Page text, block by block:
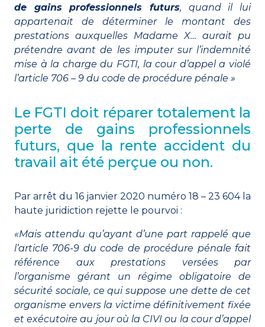
de gains professionnels futurs, quand il lui
appartenait de déterminer le montant des
prestations auxquelles Madame X… aurait pu
prétendre avant de les imputer sur l’indemnité
mise à la charge du FGTI, la cour d’appel a violé
l’article 706 – 9 du code de procédure pénale »
Le FGTI doit réparer totalement la
perte de gains professionnels
futurs, que la rente accident du
travail ait été perçue ou non.
Par arrêt du 16 janvier 2020 numéro 18 – 23 604la
haute juridiction rejette le pourvoi :
«Mais attendu qu’ayant d’une part rappelé que
l’article 706-9 du code de procédure pénale fait
référence aux prestations versées par
l’organisme gérant un régime obligatoire de
sécurité sociale, ce qui suppose une dette de cet
organisme envers la victime définitivement fixée
et exécutoire au jour où la CIVI ou la cour d’appel